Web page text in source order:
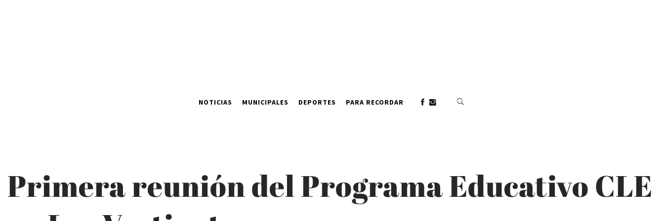
NOTICIAS MUNICIPALES DEPORTES PARA RECORDAR
Primera reunión del Programa Educativo CLE